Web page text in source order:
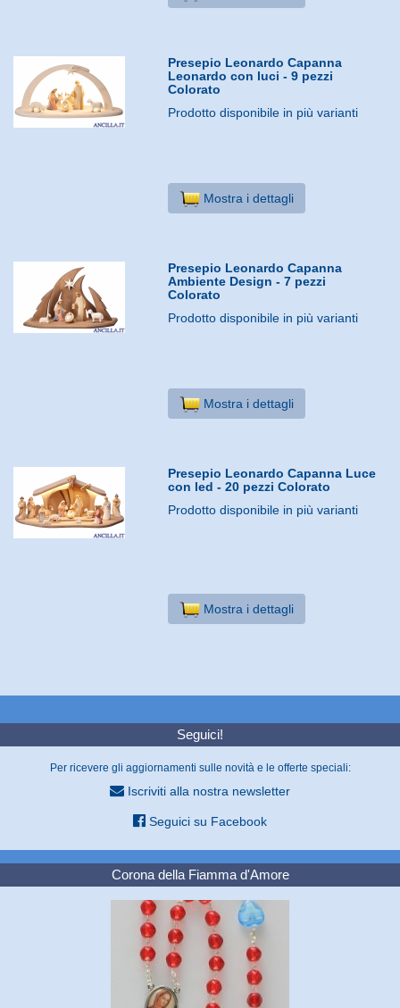
Presepio Leonardo Capanna
Leonardo con luci - 9 pezzi
Colorato
Prodotto disponibile in più varianti
Mostra i dettagli
Presepio Leonardo Capanna
Ambiente Design - 7 pezzi
Colorato
Prodotto disponibile in più varianti
Mostra i dettagli
Presepio Leonardo Capanna Luce
con led - 20 pezzi Colorato
Prodotto disponibile in più varianti
Mostra i dettagli
Seguici!
Per ricevere gli aggiornamenti sulle novità e le offerte speciali:
Iscriviti alla nostra newsletter
Seguici su Facebook
Corona della Fiamma d'Amore